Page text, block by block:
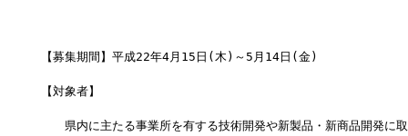
【募集期間】平成22年4月15日(木)～5月14日(金)
【対象者】
県内に主たる事業所を有する技術開発や新製品・新商品開発に